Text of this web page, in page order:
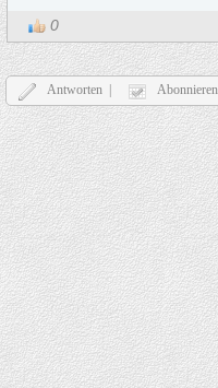
0
Antworten | Abonnieren